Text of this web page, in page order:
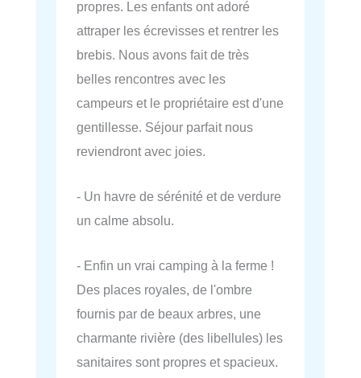
propres. Les enfants ont adoré
attraper les écrevisses et rentrer les
brebis. Nous avons fait de très
belles rencontres avec les
campeurs et le propriétaire est d'une
gentillesse. Séjour parfait nous
reviendront avec joies.
- Un havre de sérénité et de verdure
un calme absolu.
- Enfin un vrai camping à la ferme !
Des places royales, de l'ombre
fournis par de beaux arbres, une
charmante rivière (des libellules) les
sanitaires sont propres et spacieux.